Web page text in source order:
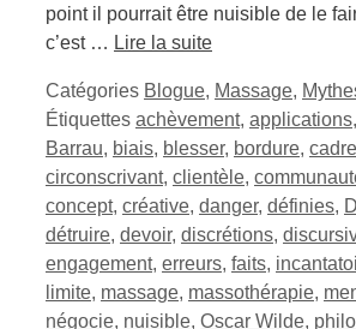
point il pourrait être nuisible de le
c’est … Lire la suite
Catégories Blogue, Massage,
Étiquettes achèvement, applications,
Barrau, biais, blesser, bordure, cadre
circonscrivant, clientèle,
concept, créative, danger, définies,
détruire, devoir, discrétions,
engagement, erreurs, faits,
limite, massage, massothérapie,
négocie, nuisible, Oscar Wilde,